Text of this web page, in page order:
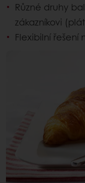
Různé druhy
zákazníkovi
Flexibilní řešení